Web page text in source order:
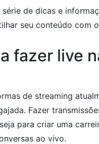
de dicas e
seu conteúdo com
fazer live
de streaming
Fazer
para criar uma
ao vivo.